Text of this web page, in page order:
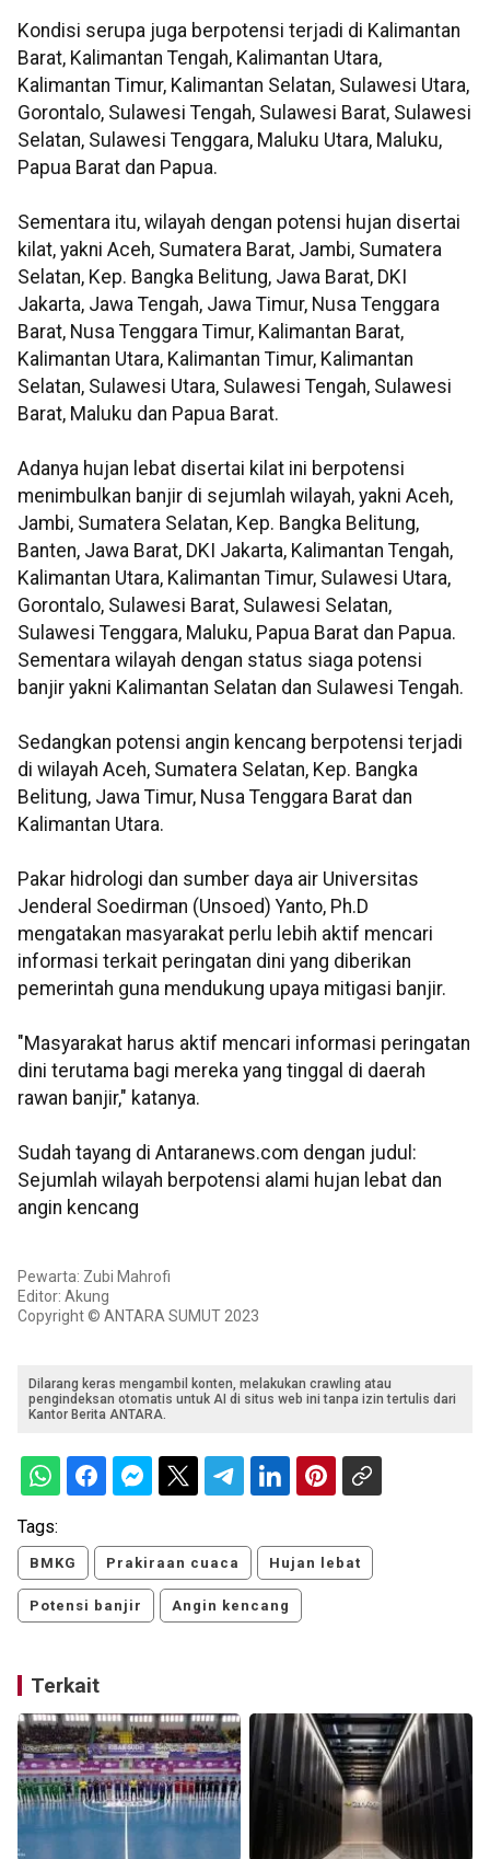
Kondisi serupa juga berpotensi terjadi di Kalimantan
Barat, Kalimantan Tengah, Kalimantan Utara,
Kalimantan Timur, Kalimantan Selatan, Sulawesi Utara,
Gorontalo, Sulawesi Tengah, Sulawesi Barat, Sulawesi
Selatan, Sulawesi Tenggara, Maluku Utara, Maluku,
Papua Barat dan Papua.
Sementara itu, wilayah dengan potensi hujan disertai
kilat, yakni Aceh, Sumatera Barat, Jambi, Sumatera
Selatan, Kep. Bangka Belitung, Jawa Barat, DKI
Jakarta, Jawa Tengah, Jawa Timur, Nusa Tenggara
Barat, Nusa Tenggara Timur, Kalimantan Barat,
Kalimantan Utara, Kalimantan Timur, Kalimantan
Selatan, Sulawesi Utara, Sulawesi Tengah, Sulawesi
Barat, Maluku dan Papua Barat.
Adanya hujan lebat disertai kilat ini berpotensi
menimbulkan banjir di sejumlah wilayah, yakni Aceh,
Jambi, Sumatera Selatan, Kep. Bangka Belitung,
Banten, Jawa Barat, DKI Jakarta, Kalimantan Tengah,
Kalimantan Utara, Kalimantan Timur, Sulawesi Utara,
Gorontalo, Sulawesi Barat, Sulawesi Selatan,
Sulawesi Tenggara, Maluku, Papua Barat dan Papua.
Sementara wilayah dengan status siaga potensi
banjir yakni Kalimantan Selatan dan Sulawesi Tengah.
Sedangkan potensi angin kencang berpotensi terjadi
di wilayah Aceh, Sumatera Selatan, Kep. Bangka
Belitung, Jawa Timur, Nusa Tenggara Barat dan
Kalimantan Utara.
Pakar hidrologi dan sumber daya air Universitas
Jenderal Soedirman (Unsoed) Yanto, Ph.D
mengatakan masyarakat perlu lebih aktif mencari
informasi terkait peringatan dini yang diberikan
pemerintah guna mendukung upaya mitigasi banjir.
"Masyarakat harus aktif mencari informasi peringatan
dini terutama bagi mereka yang tinggal di daerah
rawan banjir," katanya.
Sudah tayang di Antaranews.com dengan judul:
Sejumlah wilayah berpotensi alami hujan lebat dan
angin kencang
Pewarta: Zubi Mahrofi
Editor: Akung
Copyright © ANTARA SUMUT 2023
Dilarang keras mengambil konten, melakukan crawling atau
pengindeksan otomatis untuk AI di situs web ini tanpa izin tertulis dari
Kantor Berita ANTARA.
Tags:
BMKG Prakiraan cuaca Hujan lebat
Potensi banjir Angin kencang
Terkait